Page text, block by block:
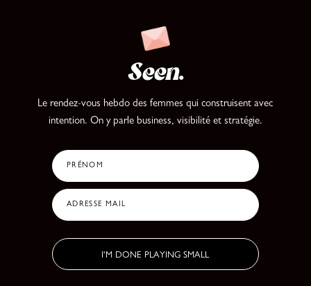
Seen.
Le rendez-vous hebdo des femmes qui construisent avec
intention. On y parle business, visibilité et stratégie.
PRÉNOM
ADRESSE MAIL
I'M DONE PLAYING SMALL